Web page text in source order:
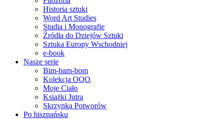
Historia sztuki
Word Art Studies
Studia i Monografie
Źródła do Dziejów Sztuki
Sztuka Europy Wschodniej
e-book
Nasze serie
Bim-bam-bom
Kolekcja OQO
Moje Ciało
Książki Jutra
Skrzynka Potworów
Po hiszpańsku